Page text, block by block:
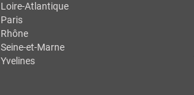
Loire-Atlantique
Paris
Rhône
Seine-et-Marne
Yvelines